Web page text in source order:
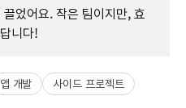
었어요. 작은 팀이지만, 효
니다!
앱 개발 사이드 프로젝트